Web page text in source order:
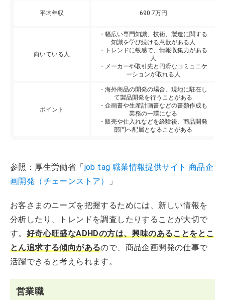
平均年収 690.7万円
向いている人
・幅広い専門知識、技術、製造に関する
知識を学び続ける意欲がある人
・トレンドに敏感で、情報収集力がある
人
・メーカーや取引先と円滑なコミュニケ
ーションが取れる人
ポイント
・海外商品の開発の場合、現地に駐在し
て製品開発を行うことがある
・企画書や生産計画書などの書類作成も
業務の一環になる
・販売や仕入れなどを経験後、商品開発
部門へ配属となることがある
参照：厚生労働省「job tag 職業情報提供サイト 商品企
画開発（チェーンストア）
」
お客さまのニーズを把握するためには、新しい情報を
分析したり、トレンドを調査したりすることが大切で
す。 好奇心旺盛なADHDの方は、興味のあることをとこ
とん追求する傾向があるので、商品企画開発の仕事で
活躍できると考えられます。
営業職